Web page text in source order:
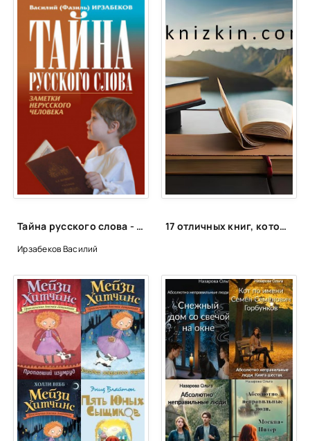
Тайна русского слова - Василий Ирзабеков
Ирзабеков Василий
17 отличных книг, которые вы могли пропустить. Что почитать интересного